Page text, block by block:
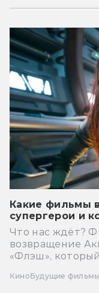
Какие фильмы
супергерои и
Что нас ждёт?
возвращение
«Флэш»,
КиноБудущие фильмы